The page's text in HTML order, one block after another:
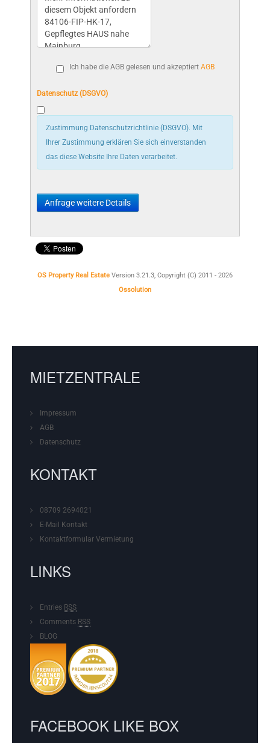
Ich habe die AGB gelesen und akzeptiert AGB
Datenschutz (DSGVO)
Zustimmung Datenschutzrichtlinie (DSGVO). Mit
Ihrer Zustimmung erklären Sie sich einverstanden
das diese Website Ihre Daten verarbeitet.
Anfrage weitere Details
OS Property Real Estate Version 3.21.3, Copyright (C) 2011 - 2026
Ossolution
MIETZENTRALE
Impressum
AGB
Datenschutz
KONTAKT
08709 2694021
E-Mail Kontakt
Kontaktformular Vermietung
LINKS
Entries RSS
Comments RSS
BLOG
FACEBOOK LIKE BOX